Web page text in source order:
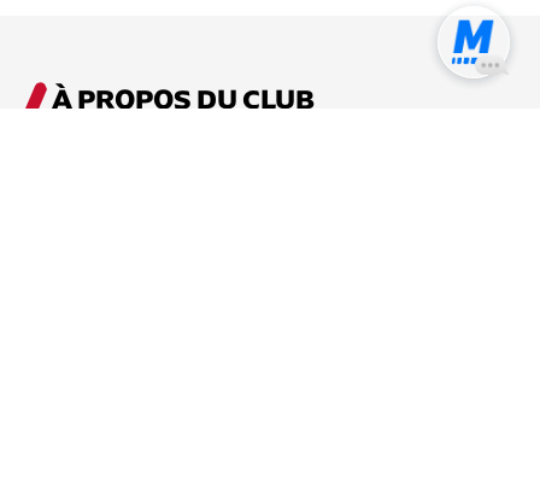
À PROPOS DU CLUB